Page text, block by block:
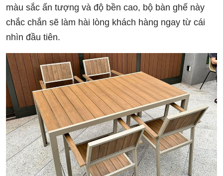
màu sắc ấn tượng và độ bền cao, bộ bàn ghế này
chắc chắn sẽ làm hài lòng khách hàng ngay từ cái
nhìn đầu tiên.